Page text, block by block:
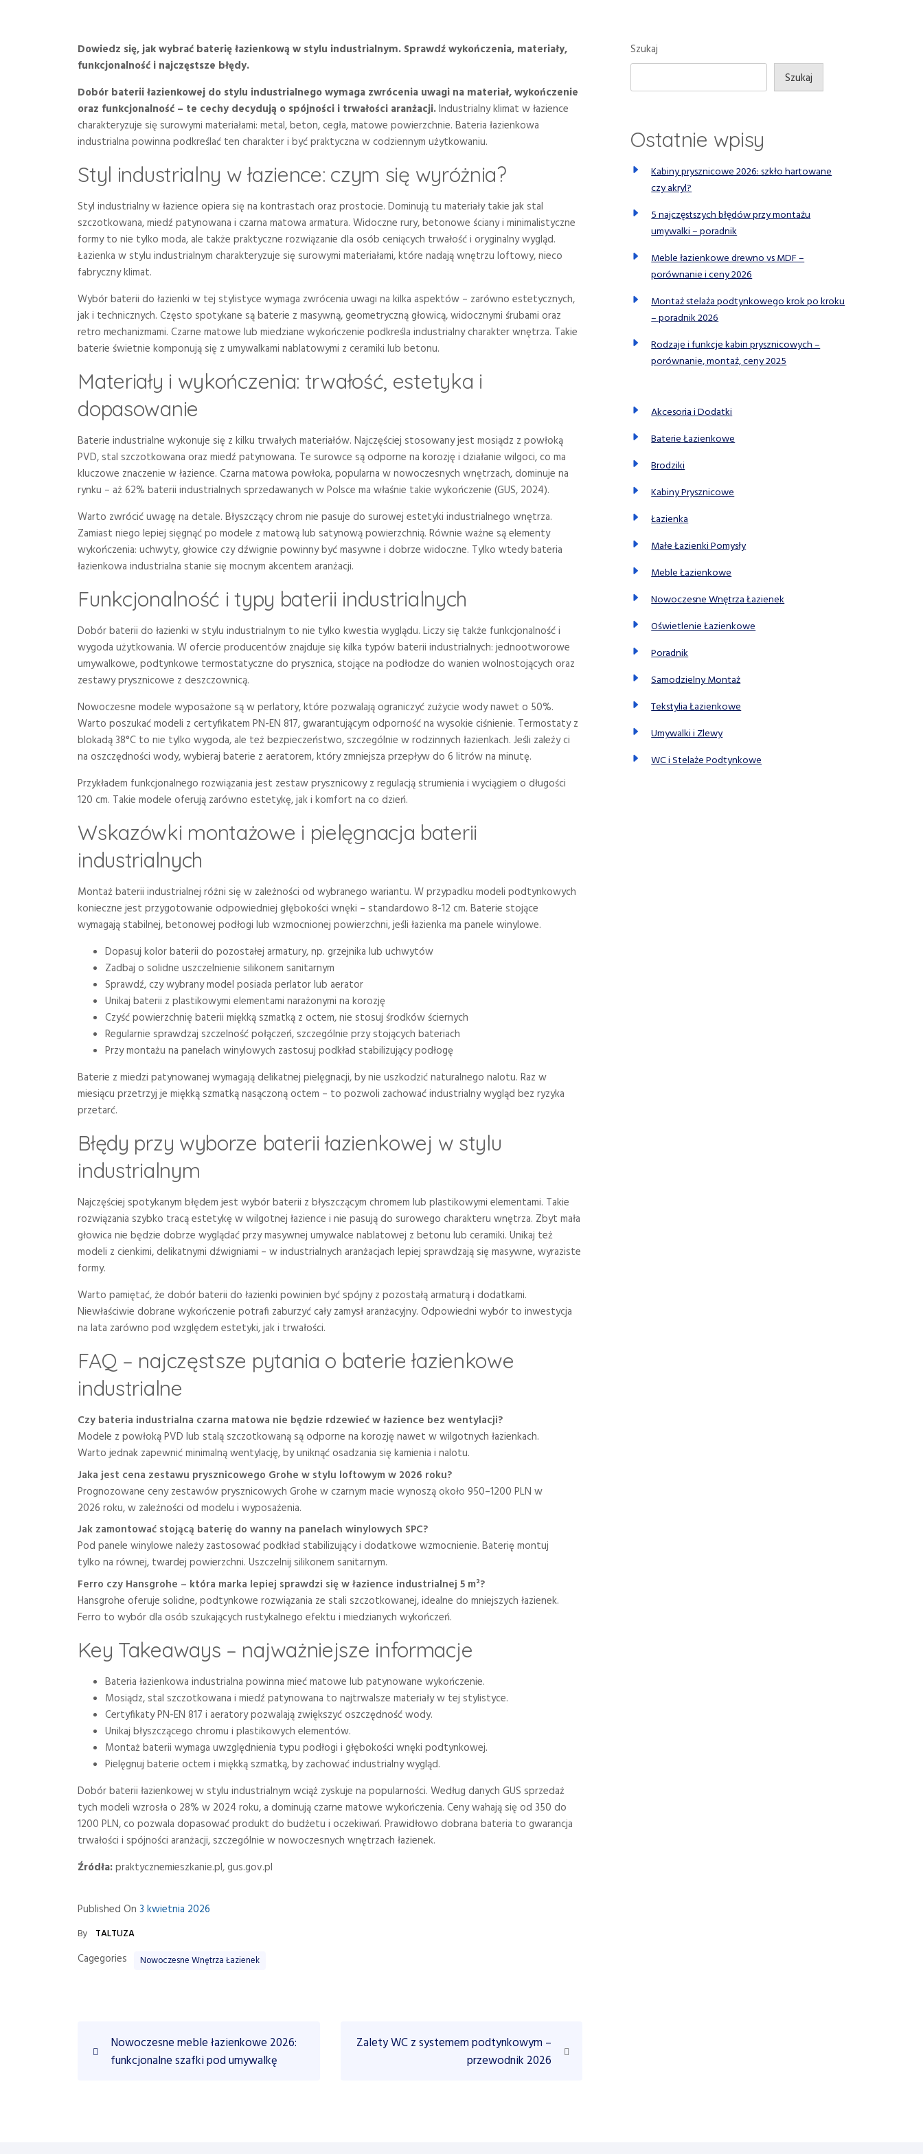
Dowiedz się, jak wybrać baterię łazienkową w stylu industrialnym. Sprawdź wykończenia, materiały,
funkcjonalność i najczęstsze błędy.
Dobór baterii łazienkowej do stylu industrialnego wymaga zwrócenia uwagi na materiał, wykończenie
oraz funkcjonalność – te cechy decydują o spójności i trwałości aranżacji.Industrialny klimat w łazience
charakteryzuje się surowymi materiałami: metal, beton, cegła, matowe powierzchnie. Bateria łazienkowa
industrialna powinna podkreślać ten charakter i być praktyczna w codziennym użytkowaniu.
Styl industrialny w łazience: czym się wyróżnia?
Styl industrialny w łazience opiera się na kontrastach oraz prostocie. Dominują tu materiały takie jak stal
szczotkowana, miedź patynowana i czarna matowa armatura. Widoczne rury, betonowe ściany i minimalistyczne
formy to nie tylko moda, ale także praktyczne rozwiązanie dla osób ceniących trwałość i oryginalny wygląd.
Łazienka w stylu industrialnym charakteryzuje się surowymi materiałami, które nadają wnętrzu loftowy, nieco
fabryczny klimat.
Wybór baterii do łazienki w tej stylistyce wymaga zwrócenia uwagi na kilka aspektów – zarówno estetycznych,
jak i technicznych. Często spotykane są baterie z masywną, geometryczną głowicą, widocznymi śrubami oraz
retro mechanizmami. Czarne matowe lub miedziane wykończenie podkreśla industrialny charakter wnętrza. Takie
baterie świetnie komponują się z umywalkami nablatowymi z ceramiki lub betonu.
Materiały i wykończenia: trwałość, estetyka i
dopasowanie
Baterie industrialne wykonuje się z kilku trwałych materiałów. Najczęściej stosowany jest mosiądz z powłoką
PVD, stal szczotkowana oraz miedź patynowana. Te surowce są odporne na korozję i działanie wilgoci, co ma
kluczowe znaczenie w łazience. Czarna matowa powłoka, popularna w nowoczesnych wnętrzach, dominuje na
rynku – aż 62% baterii industrialnych sprzedawanych w Polsce ma właśnie takie wykończenie (GUS, 2024).
Warto zwrócić uwagę na detale. Błyszczący chrom nie pasuje do surowej estetyki industrialnego wnętrza.
Zamiast niego lepiej sięgnąć po modele z matową lub satynową powierzchnią. Równie ważne są elementy
wykończenia: uchwyty, głowice czy dźwignie powinny być masywne i dobrze widoczne. Tylko wtedy bateria
łazienkowa industrialna stanie się mocnym akcentem aranżacji.
Funkcjonalność i typy baterii industrialnych
Dobór baterii do łazienki w stylu industrialnym to nie tylko kwestia wyglądu. Liczy się także funkcjonalność i
wygoda użytkowania. W ofercie producentów znajduje się kilka typów baterii industrialnych: jednootworowe
umywalkowe, podtynkowe termostatyczne do prysznica, stojące na podłodze do wanien wolnostojących oraz
zestawy prysznicowe z deszczownicą.
Nowoczesne modele wyposażone są w perlatory, które pozwalają ograniczyć zużycie wody nawet o 50%.
Warto poszukać modeli z certyfikatem PN-EN 817, gwarantującym odporność na wysokie ciśnienie. Termostaty z
blokadą 38°C to nie tylko wygoda, ale też bezpieczeństwo, szczególnie w rodzinnych łazienkach. Jeśli zależy ci
na oszczędności wody, wybieraj baterie z aeratorem, który zmniejsza przepływ do 6 litrów na minutę.
Przykładem funkcjonalnego rozwiązania jest zestaw prysznicowy z regulacją strumienia i wyciągiem o długości
120 cm. Takie modele oferują zarówno estetykę, jak i komfort na co dzień.
Wskazówki montażowe i pielęgnacja baterii
industrialnych
Montaż baterii industrialnej różni się w zależności od wybranego wariantu. W przypadku modeli podtynkowych
konieczne jest przygotowanie odpowiedniej głębokości wnęki – standardowo 8-12 cm. Baterie stojące
wymagają stabilnej, betonowej podłogi lub wzmocnionej powierzchni, jeśli łazienka ma panele winylowe.
Dopasuj kolor baterii do pozostałej armatury, np. grzejnika lub uchwytów
Zadbaj o solidne uszczelnienie silikonem sanitarnym
Sprawdź, czy wybrany model posiada perlator lub aerator
Unikaj baterii z plastikowymi elementami narażonymi na korozję
Czyść powierzchnię baterii miękką szmatką z octem, nie stosuj środków ściernych
Regularnie sprawdzaj szczelność połączeń, szczególnie przy stojących bateriach
Przy montażu na panelach winylowych zastosuj podkład stabilizujący podłogę
Baterie z miedzi patynowanej wymagają delikatnej pielęgnacji, by nie uszkodzić naturalnego nalotu. Raz w
miesiącu przetrzyj je miękką szmatką nasączoną octem – to pozwoli zachować industrialny wygląd bez ryzyka
przetarć.
Błędy przy wyborze baterii łazienkowej w stylu
industrialnym
Najczęściej spotykanym błędem jest wybór baterii z błyszczącym chromem lub plastikowymi elementami. Takie
rozwiązania szybko tracą estetykę w wilgotnej łazience i nie pasują do surowego charakteru wnętrza. Zbyt mała
głowica nie będzie dobrze wyglądać przy masywnej umywalce nablatowej z betonu lub ceramiki. Unikaj też
modeli z cienkimi, delikatnymi dźwigniami – w industrialnych aranżacjach lepiej sprawdzają się masywne, wyraziste
formy.
Warto pamiętać, że dobór baterii do łazienki powinien być spójny z pozostałą armaturą i dodatkami.
Niewłaściwie dobrane wykończenie potrafi zaburzyć cały zamysł aranżacyjny. Odpowiedni wybór to inwestycja
na lata zarówno pod względem estetyki, jak i trwałości.
FAQ – najczęstsze pytania o baterie łazienkowe
industrialne
Czy bateria industrialna czarna matowa nie będzie rdzewieć w łazience bez wentylacji?
Modele z powłoką PVD lub stalą szczotkowaną są odporne na korozję nawet w wilgotnych łazienkach.
Warto jednak zapewnić minimalną wentylację, by uniknąć osadzania się kamienia i nalotu.
Jaka jest cena zestawu prysznicowego Grohe w stylu loftowym w 2026 roku?
Prognozowane ceny zestawów prysznicowych Grohe w czarnym macie wynoszą około 950–1200 PLN w
2026 roku, w zależności od modelu i wyposażenia.
Jak zamontować stojącą baterię do wanny na panelach winylowych SPC?
Pod panele winylowe należy zastosować podkład stabilizujący i dodatkowe wzmocnienie. Baterię montuj
tylko na równej, twardej powierzchni. Uszczelnij silikonem sanitarnym.
Ferro czy Hansgrohe – która marka lepiej sprawdzi się w łazience industrialnej 5 m²?
Hansgrohe oferuje solidne, podtynkowe rozwiązania ze stali szczotkowanej, idealne do mniejszych łazienek.
Ferro to wybór dla osób szukających rustykalnego efektu i miedzianych wykończeń.
Key Takeaways – najważniejsze informacje
Bateria łazienkowa industrialna powinna mieć matowe lub patynowane wykończenie.
Mosiądz, stal szczotkowana i miedź patynowana to najtrwalsze materiały w tej stylistyce.
Certyfikaty PN-EN 817 i aeratory pozwalają zwiększyć oszczędność wody.
Unikaj błyszczącego chromu i plastikowych elementów.
Montaż baterii wymaga uwzględnienia typu podłogi i głębokości wnęki podtynkowej.
Pielęgnuj baterie octem i miękką szmatką, by zachować industrialny wygląd.
Dobór baterii łazienkowej w stylu industrialnym wciąż zyskuje na popularności. Według danych GUS sprzedaż
tych modeli wzrosła o 28% w 2024 roku, a dominują czarne matowe wykończenia. Ceny wahają się od 350 do
1200 PLN, co pozwala dopasować produkt do budżetu i oczekiwań. Prawidłowo dobrana bateria to gwarancja
trwałości i spójności aranżacji, szczególnie w nowoczesnych wnętrzach łazienek.
Źródła:praktycznemieszkanie.pl, gus.gov.pl
Published On3 kwietnia 2026
By TALTUZA
Cagegories Nowoczesne Wnętrza Łazienek
P
r
Nowoczesne meble łazienkowe 2026:
funkcjonalne szafki pod umywalkę
Zalety WC z systemem podtynkowym –
przewodnik 2026
Szukaj
Szukaj
Ostatnie wpisy
Kabiny prysznicowe 2026: szkło hartowane
czy akryl?
5 najczęstszych błędów przy montażu
umywalki – poradnik
Meble łazienkowe drewno vs MDF –
porównanie i ceny 2026
Montaż stelaża podtynkowego krok po kroku
– poradnik 2026
Rodzaje i funkcje kabin prysznicowych –
porównanie, montaż, ceny 2025
Akcesoria i Dodatki
Baterie Łazienkowe
Brodziki
Kabiny Prysznicowe
Łazienka
Małe Łazienki Pomysły
Meble Łazienkowe
Nowoczesne Wnętrza Łazienek
Oświetlenie Łazienkowe
Poradnik
Samodzielny Montaż
Tekstylia Łazienkowe
Umywalki i Zlewy
WC i Stelaże Podtynkowe